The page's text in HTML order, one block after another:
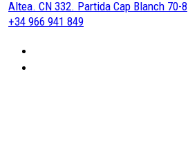
Altea. CN 332. Partida Cap Blanch 70-8
+34 966 941 849